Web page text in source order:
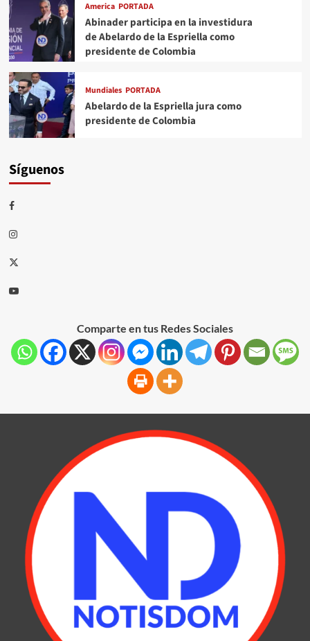
America PORTADA
Abinader participa en la investidura
de Abelardo de la Espriella como
presidente de Colombia
Mundiales PORTADA
Abelardo de la Espriella jura como
presidente de Colombia
Síguenos
Comparte en tus Redes Sociales